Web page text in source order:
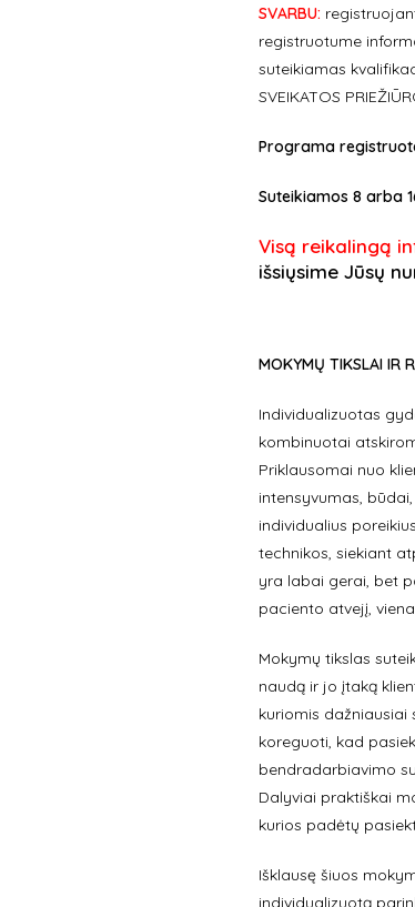
SVARBU:
registruotume
suteikiamas
SVEIKATOS
Programa
Suteikiamos 8 arba
Visą reikalingą
išsiųsime Jūsų
MOKYMŲ TIKSLAI IR
Individualizuotas
kombinuotai
Priklausomai nuo
intensyvumas,
individualius
technikos, siekiant
yra labai gerai, bet
paciento atvejį,
Mokymų tikslas
naudą ir jo įtaką
kuriomis
koreguoti, kad
bendradarbiavimo
Dalyviai praktiškai
kurios padėtų
Išklausę šiuos
individualizuotą